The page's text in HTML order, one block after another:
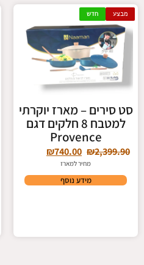
מבצע חדש
סט סירים – מארז יוקרתי
למטבח 8 חלקים דגם
Provence
₪2,399.90
₪740.00
מחיר למארז
מידע נוסף